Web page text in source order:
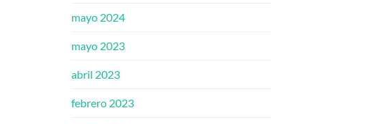
mayo 2024
mayo 2023
abril 2023
febrero 2023